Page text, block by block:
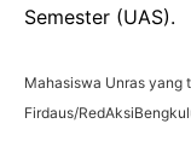
Semester (UAS).
Mahasiswa Unras yang
Firdaus/